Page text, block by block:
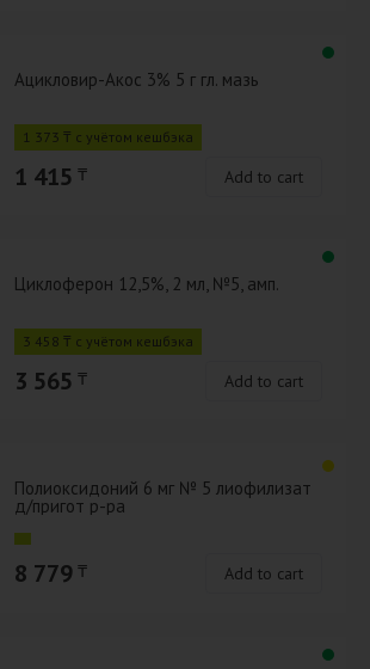
Ацикловир-Акос 3% 5 г гл. мазь
1 373 ₸ с учётом кешбэка
1 415 ₸ Add to cart
Циклоферон 12,5%, 2 мл, №5, амп.
3 458 ₸ с учётом кешбэка
3 565 ₸ Add to cart
Полиоксидоний 6 мг № 5 лиофилизат
д/пригот р-ра
8 779 ₸ Add to cart